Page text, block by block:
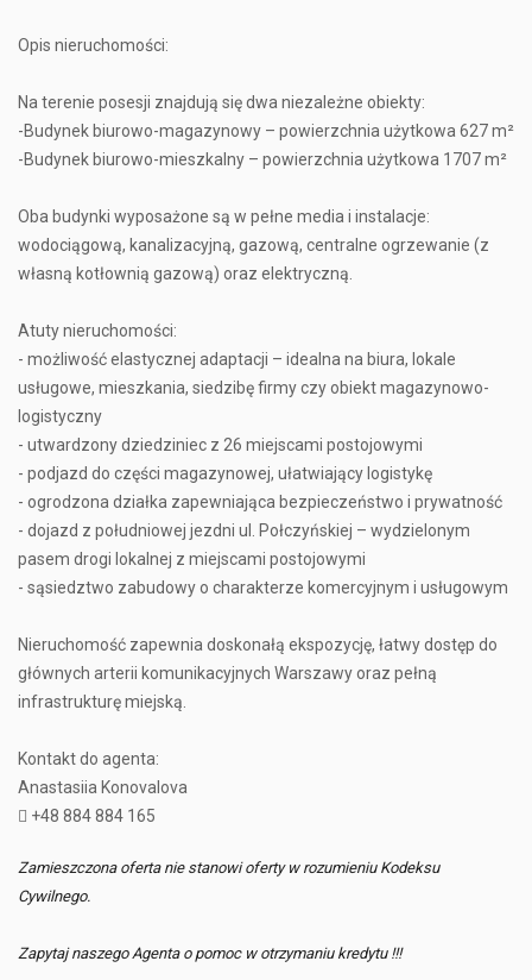
Opis nieruchomości:
Na terenie posesji znajdują się dwa niezależne obiekty:
-Budynek biurowo-magazynowy – powierzchnia użytkowa 627 m²
-Budynek biurowo-mieszkalny – powierzchnia użytkowa 1707 m²
Oba budynki wyposażone są w pełne media i instalacje:
wodociągową, kanalizacyjną, gazową, centralne ogrzewanie (z
własną kotłownią gazową) oraz elektryczną.
Atuty nieruchomości:
- możliwość elastycznej adaptacji – idealna na biura, lokale
usługowe, mieszkania, siedzibę firmy czy obiekt magazynowo-
logistyczny
- utwardzony dziedziniec z 26 miejscami postojowymi
- podjazd do części magazynowej, ułatwiający logistykę
- ogrodzona działka zapewniająca bezpieczeństwo i prywatność
- dojazd z południowej jezdni ul. Połczyńskiej – wydzielonym
pasem drogi lokalnej z miejscami postojowymi
- sąsiedztwo zabudowy o charakterze komercyjnym i usługowym
Nieruchomość zapewnia doskonałą ekspozycję, łatwy dostęp do
głównych arterii komunikacyjnych Warszawy oraz pełną
infrastrukturę miejską.
Kontakt do agenta:
Anastasiia Konovalova
 +48 884 884 165
Zamieszczona oferta nie stanowi oferty w rozumieniu Kodeksu
Cywilnego.
Zapytaj naszego Agenta o pomoc w otrzymaniu kredytu !!!